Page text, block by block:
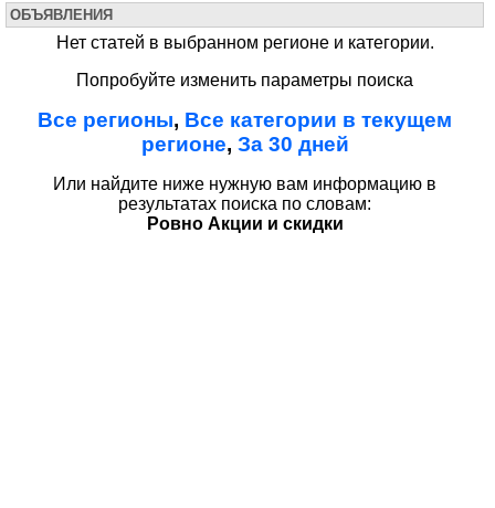
ОБЪЯВЛЕНИЯ
Нет статей в выбранном регионе и категории.
Попробуйте изменить параметры поиска
Все регионы, Все категории в текущем
регионе, За 30 дней
Или найдите ниже нужную вам информацию в
результатах поиска по словам:
Ровно Акции и скидки